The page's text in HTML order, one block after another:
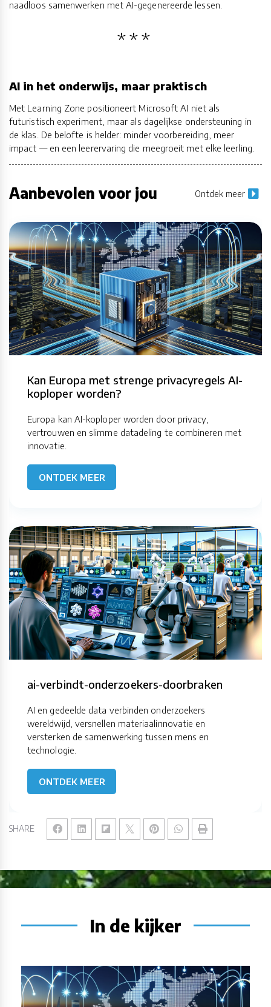
SHARE
naadloos samenwerken met AI-gegenereerde lessen.
AI in het onderwijs, maar praktisch
Met Learning Zone positioneert Microsoft AI niet als
futuristisch experiment, maar als dagelijkse ondersteuning in
de klas. De belofte is helder: minder voorbereiding, meer
impact — en een leerervaring die meegroeit met elke leerling.
Aanbevolen voor jou Ontdek meer
Kan Europa met strenge privacyregels AI-
koploper worden?
Europa kan AI-koploper worden door privacy,
vertrouwen en slimme datadeling te combineren met
innovatie.
ONTDEK MEER
ai-verbindt-onderzoekers-doorbraken
AI en gedeelde data verbinden onderzoekers
wereldwijd, versnellen materiaalinnovatie en
versterken de samenwerking tussen mens en
technologie.
ONTDEK MEER
In de kijker